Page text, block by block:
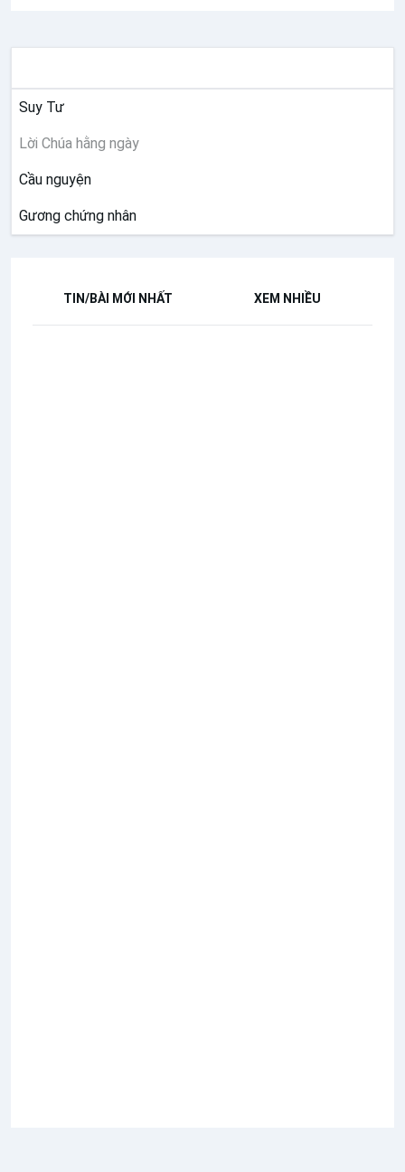
Suy Tư
Lời Chúa hằng ngày
Cầu nguyện
Gương chứng nhân
TIN/BÀI MỚI NHẤT XEM NHIỀU